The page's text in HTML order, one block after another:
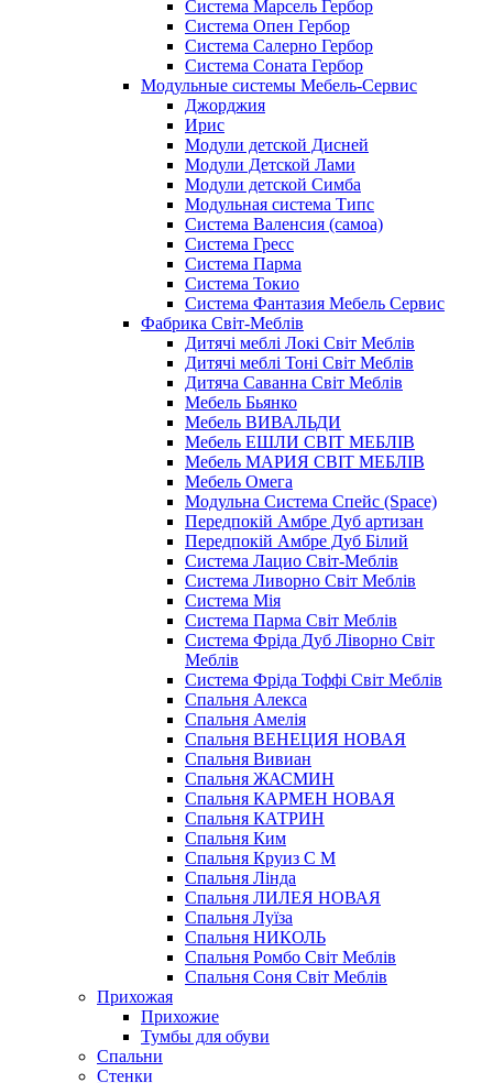
Система Марсель Гербор
Система Опен Гербор
Система Салерно Гербор
Система Соната Гербор
Модульные системы Мебель-Сервис
Джорджия
Ирис
Модули детской Дисней
Модули Детской Лами
Модули детской Симба
Модульная система Типс
Система Валенсия (самоа)
Система Гресс
Система Парма
Система Токио
Система Фантазия Мебель Сервис
Фабрика Світ-Меблів
Дитячі меблі Локі Світ Меблів
Дитячі меблі Тоні Світ Меблів
Дитяча Саванна Світ Меблів
Мебель Бьянко
Мебель ВИВАЛЬДИ
Мебель ЕШЛИ СВІТ МЕБЛІВ
Мебель МАРИЯ СВІТ МЕБЛІВ
Мебель Омега
Модульна Cистема Спейс (Space)
Передпокій Амбре Дуб артизан
Передпокій Амбре Дуб Білий
Система Лацио Світ-Меблів
Система Ливорно Світ Меблів
Система Мія
Система Парма Свiт Меблiв
Система Фріда Дуб Ліворно Світ
Меблів
Система Фріда Тоффі Світ Меблів
Спальня Алекса
Спальня Амелія
Спальня ВЕНЕЦИЯ НОВАЯ
Спальня Вивиан
Спальня ЖАСМИН
Спальня КАРМЕН НОВАЯ
Спальня КАТРИН
Спальня Ким
Спальня Круиз С М
Спальня Лінда
Спальня ЛИЛЕЯ НОВАЯ
Спальня Луїза
Спальня НИКОЛЬ
Спальня Ромбо Світ Меблів
Спальня Соня Світ Меблів
Прихожая
Прихожие
Тумбы для обуви
Спальни
Стенки